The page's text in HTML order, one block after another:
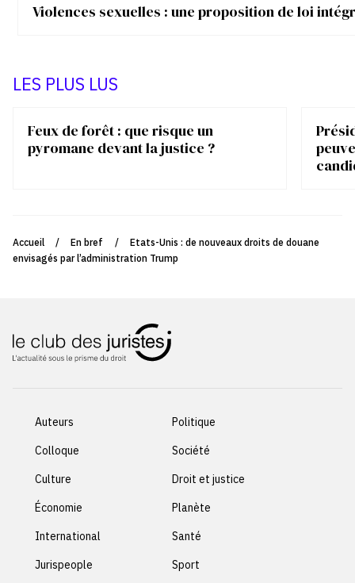
Violences sexuelles : une proposition de loi
LES PLUS LUS
Feux de forêt : que risque un
pyromane devant la justice ?
Accueil / En bref /
Etats-Unis : de nouveaux droits de douane
envisagés par l’administration Trump
Auteurs
Colloque
Culture
Économie
International
Jurispeople
Politique
Société
Droit et justice
Planète
Santé
Sport